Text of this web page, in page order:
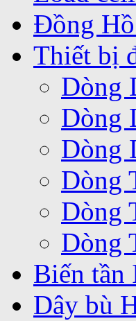
Đồng
Thiết bị
Dòng
Dòng
Dòng
Dòng
Dòng
Dòng
Biến
Dây bù